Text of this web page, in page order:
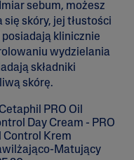
sebum, możesz
się skóry, jej tłustości
posiadają klinicznie
wydzielania
składniki
skórę.